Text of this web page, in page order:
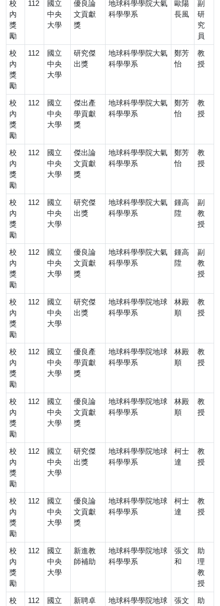
校
內
獎
勵
112
國立
中央
大學
優良論
文貢獻
獎
地球科學學院大氣
科學學系
歐陽
長風
副
研
究
員
校
內
獎
勵
112
國立
中央
大學
研究傑
出獎
地球科學學院大氣
科學學系
鄭芳
怡
教
授
校
內
獎
勵
112
國立
中央
大學
傑出產
學貢獻
獎
地球科學學院大氣
科學學系
鄭芳
怡
教
授
校
內
獎
勵
112
國立
中央
大學
傑出論
文貢獻
獎
地球科學學院大氣
科學學系
鄭芳
怡
教
授
校
內
獎
勵
112
國立
中央
大學
研究傑
出獎
地球科學學院大氣
科學學系
鍾高
陞
副
教
授
校
內
獎
勵
112
國立
中央
大學
優良論
文貢獻
獎
地球科學學院大氣
科學學系
鍾高
陞
副
教
授
校
內
獎
勵
112
國立
中央
大學
研究傑
出獎
地球科學學院地球
科學學系
林殿
順
教
授
校
內
獎
勵
112
國立
中央
大學
優良產
學貢獻
獎
地球科學學院地球
科學學系
林殿
順
教
授
校
內
獎
勵
112
國立
中央
大學
優良論
文貢獻
獎
地球科學學院地球
科學學系
林殿
順
教
授
校
內
獎
勵
112
國立
中央
大學
研究傑
出獎
地球科學學院地球
科學學系
柯士
達
教
授
校
內
獎
勵
112
國立
中央
大學
優良論
文貢獻
獎
地球科學學院地球
科學學系
柯士
達
教
授
校
內
獎
勵
112
國立
中央
大學
新進教
師補助
地球科學學院地球
科學學系
張文
和
助
理
教
授
校 112 國立 新聘卓 地球科學學院地球 張文 助